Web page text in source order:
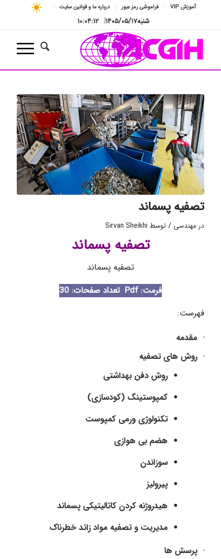
آموزش VIP فراموشی رمز عبور درباره ما و قوانین سایت
شنبه۱۴۰۵/۰۵/۱۷| ۱۰:۰۴:۱۳
تصفیه پسماند
در مهندسی / توسط Sirvan Sheikhi
تصفیه پسماند
تصفیه پسماند
فرمت: Pdf
تعداد صفحات: 30
فهرست:
مقدمه
روش های تصفیه
روش دفن بهداشتی
کمپوستینگ (کودسازی)
تکنولوژی ورمی کمپوست
هضم بی هوازی
سوزاندن
پیرولیز
هیدروژنه کردن کاتالیتیکی پسماند
مدیریت و تصفیه مواد زائد خطرناک
پرسش ها